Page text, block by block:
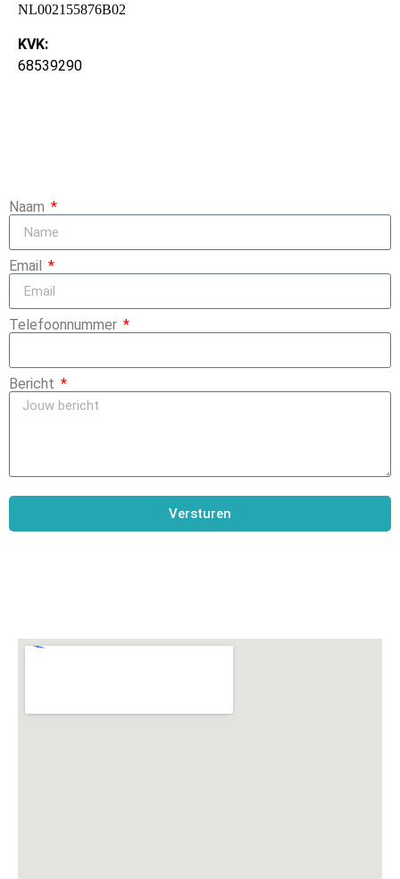
NL002155876B02
KVK:
68539290
Naam
Email
Telefoonnummer
Bericht
Versturen